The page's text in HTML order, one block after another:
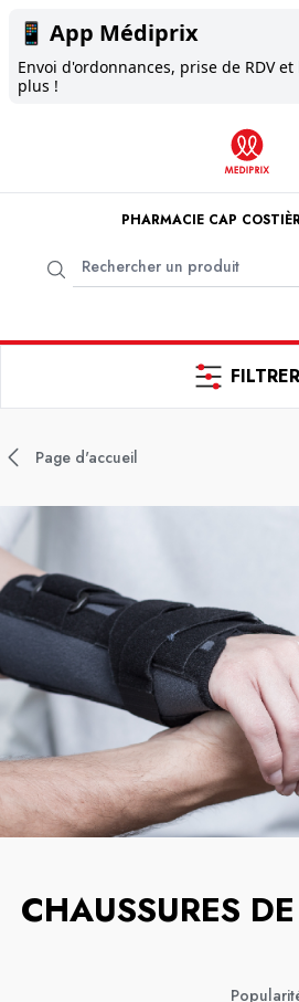
📱 App Médiprix
Envoi d'ordonnances, prise de RDV et
plus !
PHARMACIE CAP
FILTRER
Page d'accueil
CHAUSSURES